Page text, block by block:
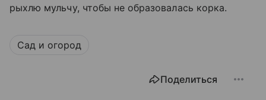
рыхлю мульчу, чтобы не образовалась корка.
Сад и огород
Поделиться